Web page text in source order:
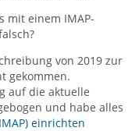
mit einem IMAP-
von 2019 zur
gekommen.
auf die aktuelle
und habe alles
einrichten